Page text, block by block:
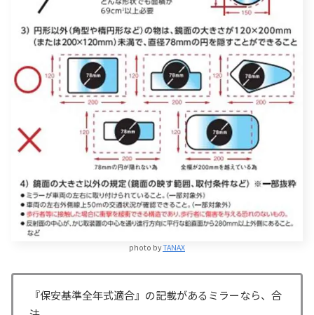
photo byTANAX
『保安基準全年式適合』の記載があるミラーなら、合